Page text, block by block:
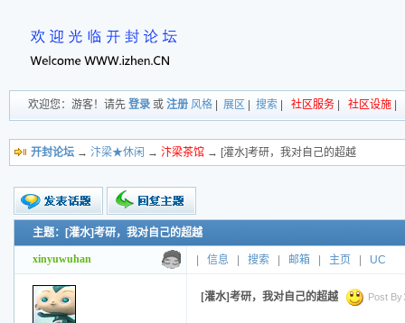
欢迎您：游客！请先 登录 或 注册 风格 展区 搜索 社区服务 社区设施
开封论坛 → 汴梁★休闲 → 汴梁茶馆 → [灌水]考研，我对自己的超越
新的主题
投票帖
交易帖
小字报
主题：[灌水]考研，我对自己的超越
xinyuwuhan 信息 搜索 邮箱 主页 UC
[灌水]考研，我对自己的超越 Post By